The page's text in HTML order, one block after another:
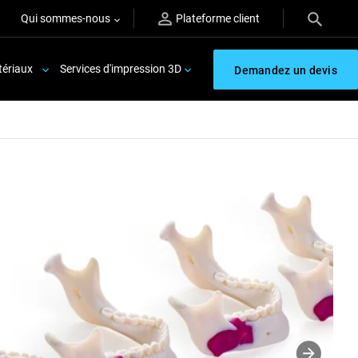
Qui sommes-nous Plateforme client
Services d'impression 3D Demandez un devis